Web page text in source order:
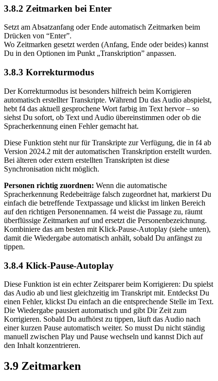
3.8.2 Zeitmarken bei Enter
Setzt am Absatzanfang oder Ende automatisch Zeitmarken beim
Drücken von “Enter”.
Wo Zeitmarken gesetzt werden (Anfang, Ende oder beides) kannst
Du in den Optionen im Punkt „Transkription” anpassen.
3.8.3 Korrekturmodus
Der Korrekturmodus ist besonders hilfreich beim Korrigieren
automatisch erstellter Transkripte. Während Du das Audio abspielst,
hebt f4 das aktuell gesprochene Wort farbig im Text hervor – so
siehst Du sofort, ob Text und Audio übereinstimmen oder ob die
Spracherkennung einen Fehler gemacht hat.
Diese Funktion steht nur für Transkripte zur Verfügung, die in f4 ab
Version 2024.2 mit der automatischen Transkription erstellt wurden.
Bei älteren oder extern erstellten Transkripten ist diese
Synchronisation nicht möglich.
Personen richtig zuordnen: Wenn die automatische
Spracherkennung Redebeiträge falsch zugeordnet hat, markierst Du
einfach die betreffende Textpassage und klickst im linken Bereich
auf den richtigen Personennamen. f4 weist die Passage zu, räumt
überflüssige Zeitmarken auf und ersetzt die Personenbezeichnung.
Kombiniere das am besten mit Klick-Pause-Autoplay (siehe unten),
damit die Wiedergabe automatisch anhält, sobald Du anfängst zu
tippen.
3.8.4 Klick-Pause-Autoplay
Diese Funktion ist ein echter Zeitsparer beim Korrigieren: Du spielst
das Audio ab und liest gleichzeitig im Transkript mit. Entdeckst Du
einen Fehler, klickst Du einfach an die entsprechende Stelle im Text.
Die Wiedergabe pausiert automatisch und gibt Dir Zeit zum
Korrigieren. Sobald Du aufhörst zu tippen, läuft das Audio nach
einer kurzen Pause automatisch weiter. So musst Du nicht ständig
manuell zwischen Play und Pause wechseln und kannst Dich auf
den Inhalt konzentrieren.
3.9 Zeitmarken